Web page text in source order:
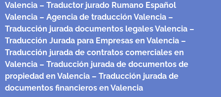
Valencia – Traductor jurado Rumano Español
Valencia – Agencia de traducción Valencia –
Traducción jurada documentos legales Valencia –
Traducción Jurada para Empresas en Valencia –
Traducción jurada de contratos comerciales en
Valencia – Traducción jurada de documentos de
propiedad en Valencia – Traducción jurada de
documentos financieros en Valencia